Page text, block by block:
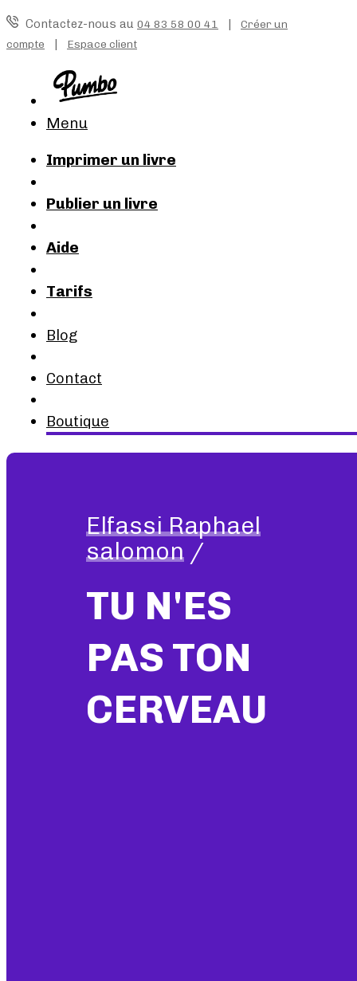
Contactez-nous au 04 83 58 00 41 | Créer un
compte | Espace client
Menu
Imprimer un livre
Publier un livre
Aide
Tarifs
Blog
Contact
Boutique
Elfassi Raphael
salomon /
TU N'ES
PAS TON
CERVEAU